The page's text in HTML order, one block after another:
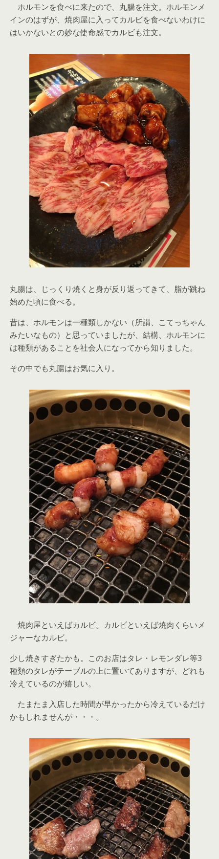
ホルモンを食べに来たので、丸腸を注文。ホルモンメ
インのはずが、焼肉屋に入ってカルビを食べないわけに
はいかないとの妙な使命感でカルビも注文。
丸腸は、じっくり焼くと身が反り返ってきて、脂が跳ね
始めた頃に食べる。
昔は、ホルモンは一種類しかない（所謂、こてっちゃん
みたいなもの）と思っていましたが、結構、ホルモンに
は種類があることを社会人になってから知りました。
その中でも丸腸はお気に入り。
焼肉屋といえばカルビ。カルビといえば焼肉くらいメ
ジャーなカルビ。
少し焼きすぎたかも。このお店はタレ・レモンダレ等3
種類のタレがテーブルの上に置いてありますが、どれも
冷えているのが嬉しい。
たまたま入店した時間が早かったから冷えているだけ
かもしれませんが・・・。